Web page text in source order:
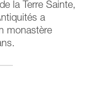
la Terre Sainte,
a
monastère